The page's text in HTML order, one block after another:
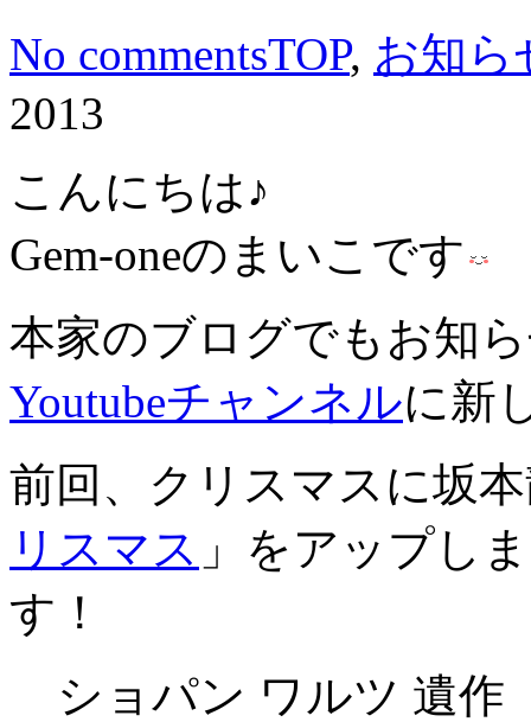
No commentsTOP, お知ら
2013
こんにちは♪
Gem-oneのまいこです
本家のブログでもお知
Youtubeチャンネルに新
前回、クリスマスに坂
リスマス 」をアップし
す！
ショパン ワルツ 遺作